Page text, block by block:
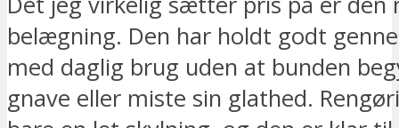
belægning. Den har holdt godt
med daglig brug uden at bunden
gnave eller miste sin glathed.